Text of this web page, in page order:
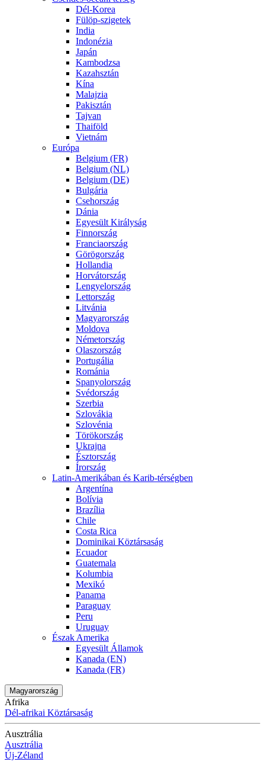
Dél-Korea
Fülöp-szigetek
India
Indonézia
Japán
Kambodzsa
Kazahsztán
Kína
Malajzia
Pakisztán
Tajvan
Thaiföld
Vietnám
Európa
Belgium (FR)
Belgium (NL)
Belgium (DE)
Bulgária
Csehország
Dánia
Egyesült Királyság
Finnország
Franciaország
Görögország
Hollandia
Horvátország
Lengyelország
Lettország
Litvánia
Magyarország
Moldova
Németország
Olaszország
Portugália
Románia
Spanyolország
Svédország
Szerbia
Szlovákia
Szlovénia
Törökország
Ukrajna
Észtország
Írország
Latin-Amerikában és Karib-térségben
Argentína
Bolívia
Brazília
Chile
Costa Rica
Dominikai Köztársaság
Ecuador
Guatemala
Kolumbia
Mexikó
Panama
Paraguay
Peru
Uruguay
Észak Amerika
Egyesült Államok
Kanada (EN)
Kanada (FR)
Magyarország
Afrika
Dél-afrikai Köztársaság
Ausztrália
Ausztrália
Új-Zéland